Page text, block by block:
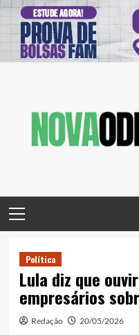
Menu
Política
Lula diz que
empresários
Redação 20/05/2026